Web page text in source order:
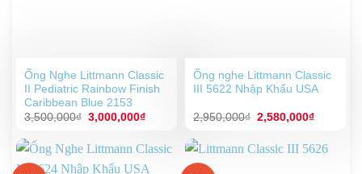
Ống Nghe Littmann Classic
II Pediatric Rainbow Finish
Caribbean Blue 2153
3,500,000₫ Giá
3,500,000₫.
3,000,000₫Giá
là:
Ống nghe Littmann Classic
III 5622 Nhập Khẩu USA
2,950,000₫ Giá
2,950,000₫.
2,580,000₫Giá
là: